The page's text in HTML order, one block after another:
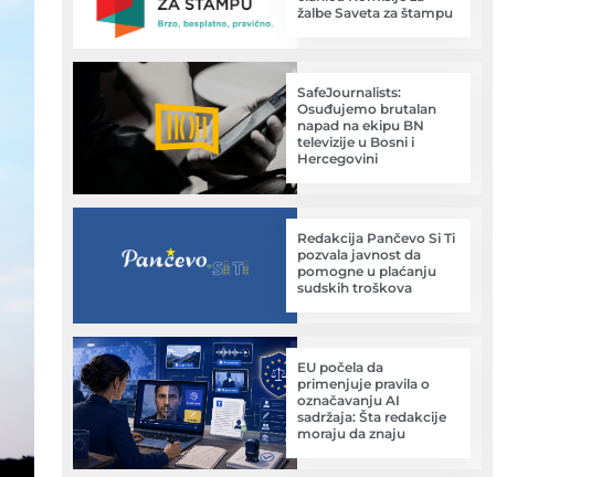
žalbe Saveta za štampu
SafeJournalists:
Osuđujemo brutalan
napad na ekipu BN
televizije u Bosni i
Hercegovini
Redakcija Pančevo Si Ti
pozvala javnost da
pomogne u plaćanju
sudskih troškova
EU počela da
primenjuje pravila o
označavanju AI
sadržaja: Šta redakcije
moraju da znaju